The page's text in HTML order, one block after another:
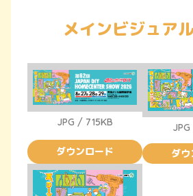
メインビジュア
JPG / 715KB
ダウンロード ダウ